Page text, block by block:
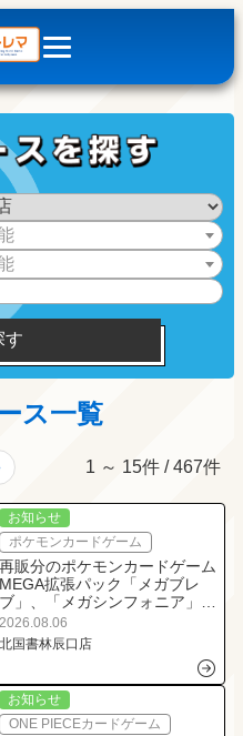
す
ス一覧
1 ～ 15件 / 467件
お知らせ
ポケモンカードゲーム
再販分のポケモンカードゲーム
MEGA拡張パック「メガブレ
ブ」、「メガシンフォニア」、
「ストームエメラルダ」、「ス
タートデッキ100 バトルコレ
クション」の抽選販売につきま
2026.08.06
北国書林辰口店
お知らせ
ONE PIECEカードゲーム